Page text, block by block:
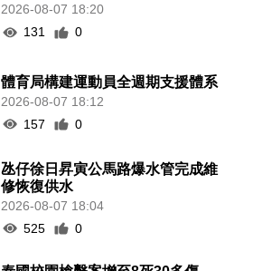
2026-08-07 18:20
131
0
體育局構建運動員全週期支援體系
2026-08-07 18:12
157
0
氹仔徐日昇寅公馬路爆水管完成維
修恢復供水
2026-08-07 18:04
525
0